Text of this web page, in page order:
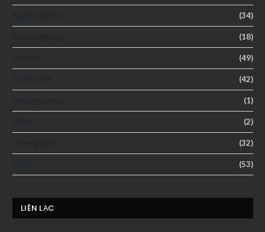
(34)
(18)
(49)
(42)
(1)
(2)
(32)
(53)
LIÊN LẠC